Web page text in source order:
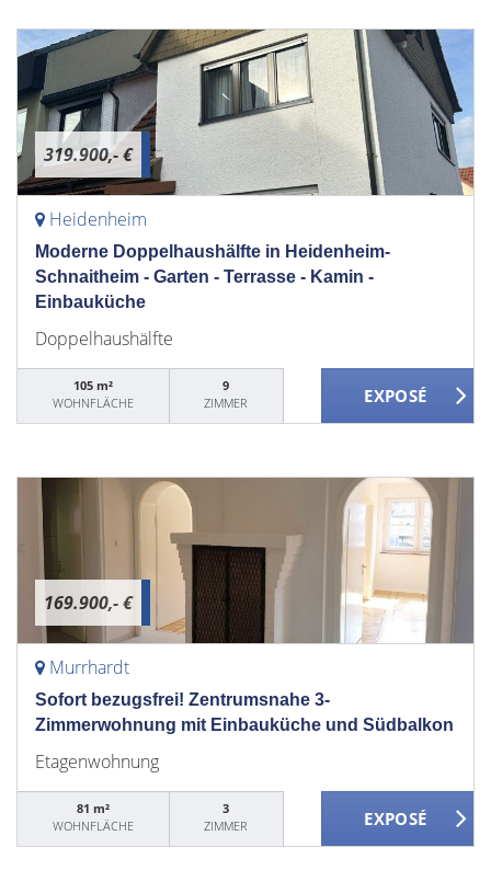
319.900,- €
Heidenheim
Moderne Doppelhaushälfte in Heidenheim-
Schnaitheim - Garten - Terrasse - Kamin -
Einbauküche
Doppelhaushälfte
105 m²
WOHNFLÄCHE
9
ZIMMER
169.900,- €
Murrhardt
Sofort bezugsfrei! Zentrumsnahe 3-
Zimmerwohnung mit Einbauküche und Südbalkon
Etagenwohnung
81 m²
WOHNFLÄCHE
3
ZIMMER